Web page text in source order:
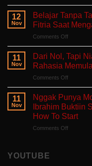
Ruang
Aman
untuk
Sedang
Berjuang
Untukmu
Singgah
dan
Bercerita:
Buku
Self-
Healing
ke
Diri
Sendiri
12
Nov
Belajar Tanpa
Fitria Saat
Comments Offon
Tanpa
Takut
Salah:
Apa
yang
Fitria
Saat
Mengajar
di
11
Nov
Dari Nol, Tapi
Rahasia
Comments Offon
Tapi
Niat:
Kisah
Rinaldi
11
Nov
Nggak Punya
Ibrahim Buktiin
How To Start
Comments Offon
YOUTUBE